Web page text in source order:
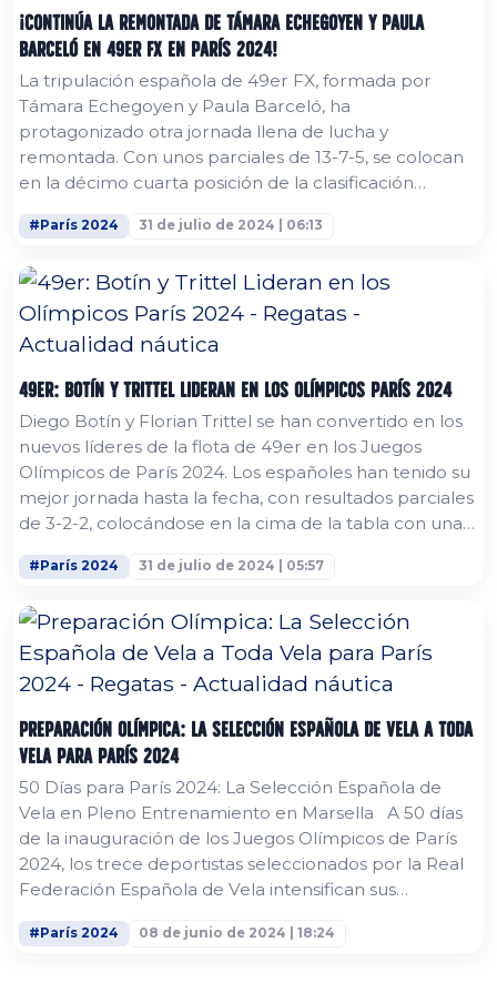
¡Continúa la Remontada de Támara Echegoyen y Paula
Barceló en 49er FX en París 2024!
La tripulación española de 49er FX, formada por
Támara Echegoyen y Paula Barceló, ha
protagonizado otra jornada llena de lucha y
remontada. Con unos parciales de 13-7-5, se colocan
en la décimo cuarta posición de la clasificación
clasificará para la Medal Race. ✨
#París 2024 31 de julio de 2024 | 06:13
49er: Botín y Trittel Lideran en los Olímpicos París 2024
Diego Botín y Florian Trittel se han convertido en los
nuevos líderes de la flota de 49er en los Juegos
Olímpicos de París 2024. Los españoles han tenido su
mejor jornada hasta la fecha, con resultados parciales
de 3-2-2, colocándose en la cima de la tabla con una
perseguidores, los irlandeses Robert Dickson y Sean
McHardie y William McKenzie, que han tenido su peor
día y han...
#París 2024 31 de julio de 2024 | 05:57
Preparación Olímpica: La Selección Española de Vela a Toda
Vela para París 2024
50 Días para París 2024: La Selección Española de
Vela en Pleno Entrenamiento en Marsella A 50 días
de la inauguración de los Juegos Olímpicos de París
2024, los trece deportistas seleccionados por la Real
Federación Española de Vela intensifican sus
por destacados atletas como Jordi Xammar, Nora
#París 2024 08 de junio de 2024 | 18:24